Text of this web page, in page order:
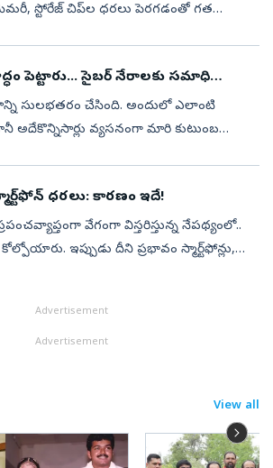
స్టోరేజ్ చిప్‌ల ధరలు పెరగడంతో గత
పెట్టారు... సైబర్‌ నేరాలకు సమాధి
సులభతరం చేసింది. అందులో ఎలాంటి
అదే.. కొన్నిసార్లు వ్యసనంగా మారి కుటుంబ
ధరలు: కారణం ఇదే!
వేగంగా విస్తరిస్తున్న నేపథ్యంలో..
ఇప్పుడు దీని ప్రభావం స్మార్ట్‌ఫోన్లు,
Advertisement
Advertisement
View all